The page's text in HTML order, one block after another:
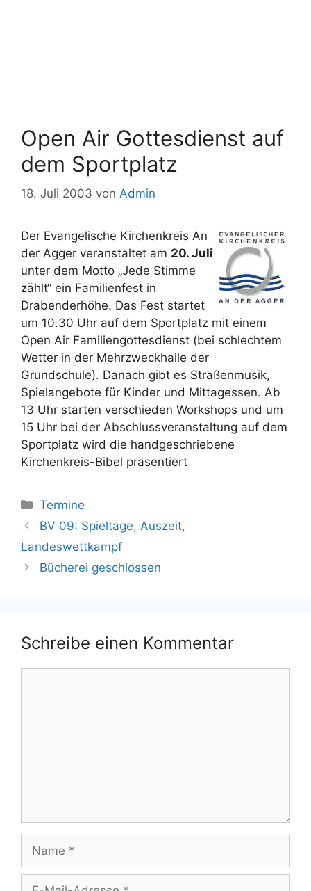
Open Air Gottesdienst auf
dem Sportplatz
18. Juli 2003 von Admin
Der Evangelische Kirchenkreis An
der Agger veranstaltet am 20. Juli
unter dem Motto „Jede Stimme
zählt“ ein Familienfest in
Drabenderhöhe. Das Fest startet
um 10.30 Uhr auf dem Sportplatz mit einem
Open Air Familiengottesdienst (bei schlechtem
Wetter in der Mehrzweckhalle der
Grundschule). Danach gibt es Straßenmusik,
Spielangebote für Kinder und Mittagessen. Ab
13 Uhr starten verschieden Workshops und um
15 Uhr bei der Abschlussveranstaltung auf dem
Sportplatz wird die handgeschriebene
Kirchenkreis-Bibel präsentiert
Kategorien
Termine
BV 09: Spieltage, Auszeit,
Landeswettkampf
Bücherei geschlossen
Schreibe einen Kommentar